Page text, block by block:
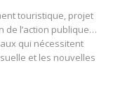
touristique, projet
de l’action publique…
qui nécessitent
et les nouvelles